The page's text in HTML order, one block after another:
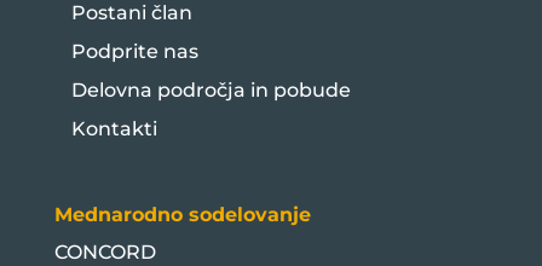
Postani član
Podprite nas
Delovna področja in pobude
Kontakti
Mednarodno sodelovanje
CONCORD